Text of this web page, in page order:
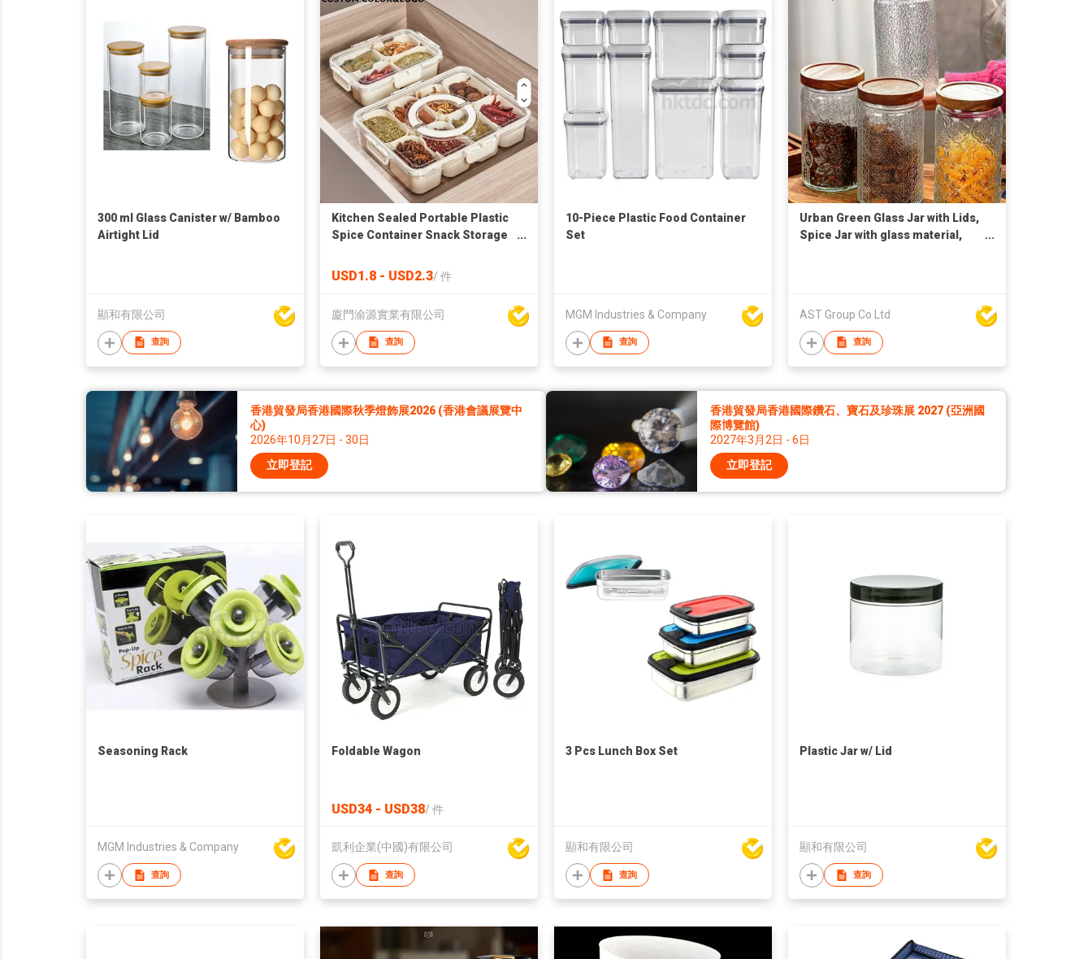
300 ml Glass Canister w/ Bamboo
Airtight Lid
顯和有限公司
查詢
Kitchen Sealed Portable Plastic
Spice Container Snack Storage
Veggie Tray Box With Lid and
USD1.8 - USD2.3/ 件
廈門渝源實業有限公司
查詢
10-Piece Plastic Food Container
Set
MGM Industries & Company
查詢
Urban Green Glass Jar with Lids,
Spice Jar with glass material,
AST Group Co Ltd
查詢
香港貿發局香港國際秋季燈飾展2026 (香港會議展覽中
心)
2026年10月27日 - 30日
立即登記
香港貿發局香港國際鑽石、寶石及珍珠展 2027 (亞洲國
際博覽館)
2027年3月2日 - 6日
立即登記
Seasoning Rack
MGM Industries & Company
查詢
Foldable Wagon
USD34 - USD38/ 件
凱利企業(中國)有限公司
查詢
3 Pcs Lunch Box Set
顯和有限公司
查詢
Plastic Jar w/ Lid
顯和有限公司
查詢